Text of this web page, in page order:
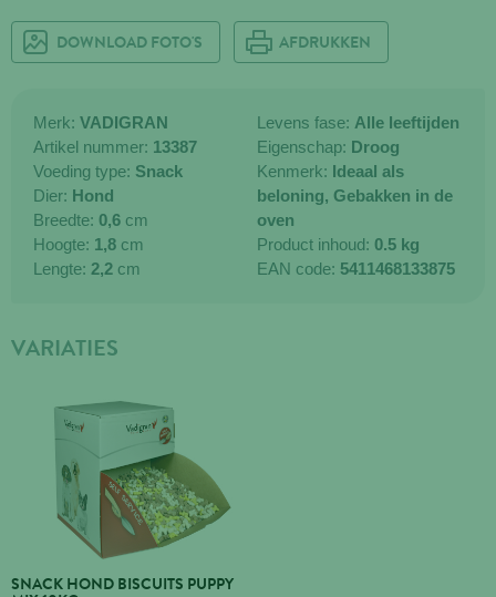
DOWNLOAD FOTO'S AFDRUKKEN
Merk: VADIGRAN
Artikel nummer: 13387
Voeding type: Snack
Dier: Hond
Breedte: 0,6 cm
Hoogte: 1,8 cm
Lengte: 2,2 cm
Levens fase: Alle leeftijden
Eigenschap: Droog
Kenmerk: Ideaal als
beloning, Gebakken in de
oven
Product inhoud: 0.5 kg
EAN code: 5411468133875
VARIATIES
SNACK HOND BISCUITS PUPPY